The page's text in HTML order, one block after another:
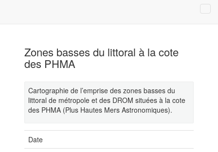
Zones basses du littoral à la cote
des PHMA
Cartographie de l’emprise des zones basses du
littoral de métropole et des DROM situées à la cote
des PHMA (Plus Hautes Mers Astronomiques).
Date